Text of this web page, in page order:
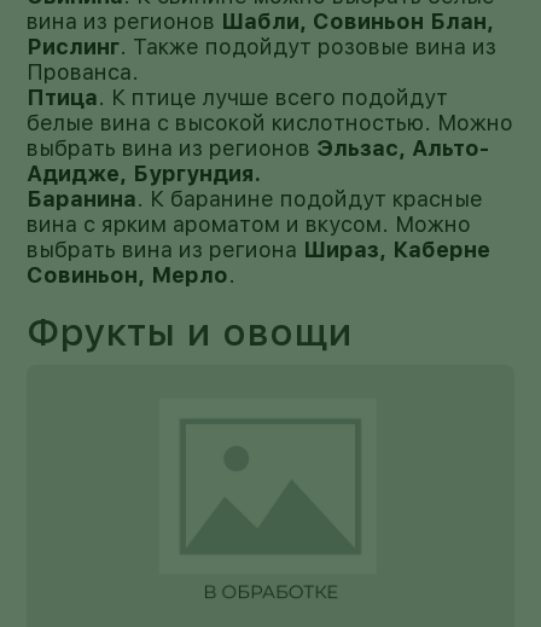
вина из регионов Шабли, Совиньон Блан,
Рислинг. Также подойдут розовые вина из
Прованса.
Птица. К птице лучше всего подойдут
белые вина с высокой кислотностью. Можно
выбрать вина из регионов Эльзас, Альто-
Адидже, Бургундия.
Баранина. К баранине подойдут красные
вина с ярким ароматом и вкусом. Можно
выбрать вина из региона Шираз, Каберне
Совиньон, Мерло.
Фрукты и овощи